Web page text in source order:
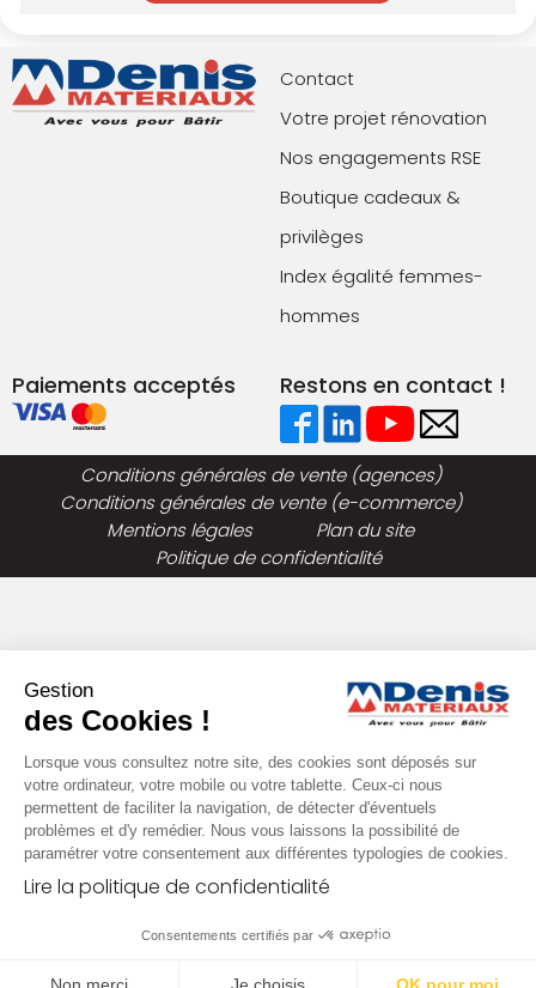
Contact
Votre projet rénovation
Nos engagements RSE
Boutique cadeaux &
privilèges
Index égalité femmes-
hommes
Paiements acceptés Restons en contact !
Conditions générales de vente (agences)
Conditions générales de vente (e-commerce)
Mentions légales
Plan du site
Politique de confidentialité
Gestion
des Cookies !
Lorsque vous consultez notre site, des cookies sont déposés sur
votre ordinateur, votre mobile ou votre tablette. Ceux-ci nous
permettent de faciliter la navigation, de détecter d'éventuels
problèmes et d'y remédier. Nous vous laissons la possibilité de
paramétrer votre consentement aux différentes typologies de cookies.
Lire la politique de confidentialité
Consentements certifiés par